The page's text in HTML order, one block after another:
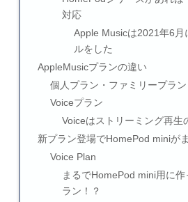
対応
Apple Musicは2021年6月
ルをした
AppleMusicプランの違い
個人プラン・ファミリープラン
Voiceプラン
Voiceはストリーミング再生
新プラン登場でHomePod miniが
Voice Plan
まるでHomePod mini用に
ラン！？